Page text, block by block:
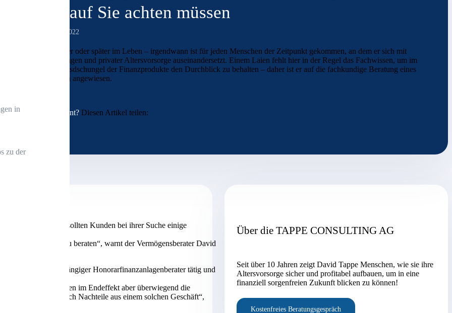
in
zu der
worauf Sie achten müssen
26. Juli 2022
Ob früher oder später im Leben – irgendwann ist für jeden Menschen der Zeitpunkt gekommen, an dem er sich mit
Geldanlagen und privater Altersvorsorge auseinandersetzt. Einem Laien fehlt hier in der Regel das Fachwissen, um im
Angebotsdschungel der Finanzprodukte den Durchblick zu behalten – daher ist er auf die fachkundige Beratung eines
Experten angewiesen.
Interessant?Diesen Artikel teilen:
nicht schwer, doch sollten Kunden bei ihrer Suche einige
ihrer Kunden zu beraten“, warnt der Vermögensberater David
selbst als unabhängiger Honorarfinanzanlagenberater tätig und
gibt.
sind, verkaufen im Endeffekt aber überwiegend die
zieht für gewöhnlich Nachteile aus einem solchen Geschäft“,
Über die TAPPE CONSULTING AG
Seit über 10 Jahren zeigt David Tappe Menschen, wie sie ihre
Altersvorsorge sicher und profitabel aufbauen, um in eine
finanziell sorgenfreien Zukunft blicken zu können!
Kostenfreies Beratungsgespräch